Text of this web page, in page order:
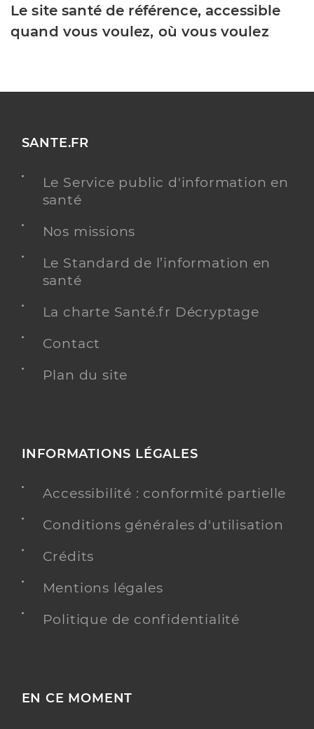
Le site santé de référence, accessible
quand vous voulez, où vous voulez
SANTE.FR
Le Service public d'information en
santé
Nos missions
Le Standard de l’information en
santé
La charte Santé.fr Décryptage
Contact
Plan du site
INFORMATIONS LÉGALES
Accessibilité : conformité partielle
Conditions générales d'utilisation
Crédits
Mentions légales
Politique de confidentialité
EN CE MOMENT